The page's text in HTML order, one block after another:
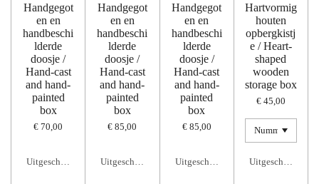
Handgegot
en en
handbeschi
lderde
doosje /
Hand-cast
and hand-
painted
box
€ 70,00
Uitgeschakeld
Handgegot
en en
handbeschi
lderde
doosje /
Hand-cast
and hand-
painted
box
€ 85,00
Uitgeschakeld
Handgegot
en en
handbeschi
lderde
doosje /
Hand-cast
and hand-
painted
box
€ 85,00
Uitgeschakeld
Hartvormig
houten
opbergkistj
e / Heart-
shaped
wooden
storage box
€ 45,00
Uitgeschakeld